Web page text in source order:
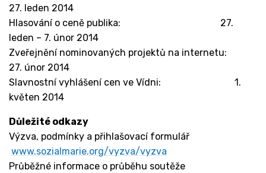
27. leden 2014
Hlasování o ceně publika: 27.
leden – 7. únor 2014
Zveřejnění nominovaných projektů na internetu:
27. únor 2014
Slavnostní vyhlášení cen ve Vídni: 1.
květen 2014
Důležité odkazy
Výzva, podmínky a přihlašovací formulář
www.sozialmarie.org/vyzva/vyzva
Průběžné informace o průběhu soutěže